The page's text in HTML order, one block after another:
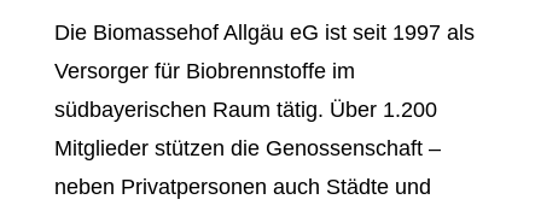
Die Biomassehof Allgäu eG ist seit 1997 als
Versorger für Biobrennstoffe im
südbayerischen Raum tätig. Über 1.200
Mitglieder stützen die Genossenschaft –
neben Privatpersonen auch Städte und